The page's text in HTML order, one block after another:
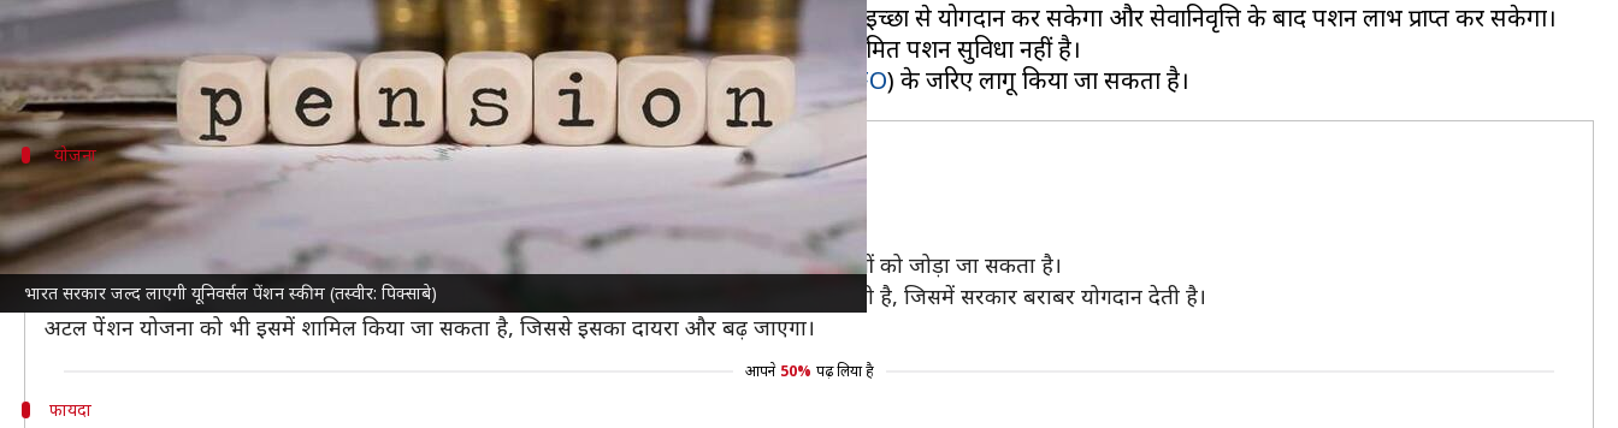
भारत सरकार जल्द लाएगी यूनिवर्सल पेंशन स्कीम (तस्वीर: पिक्साबे)
केंद्र सरकार
यूनिवर्सल पेंशन स्कीम शुरू करने की योजना बना रही है, जिसमें कोई भी व्यक्ति अपनी इच्छा से योगदान कर सकेगा और सेवानिवृत्ति के बाद पेंशन लाभ प्राप्त कर सकेगा।
यह स्कीम उन लोगों के लिए मददगार होगी, जो संगठित क्षेत्र में काम नहीं करते और जिनके पास नियमित पेंशन सुविधा नहीं है।
श्रम एवं रोजगार मंत्रालय इस स्कीम पर काम कर रहा है और इसे कर्मचारी भविष्य निधि संगठन (
EPFO
योजना
सभी के लिए होगी नई पेंशन स्कीम
नई पेंशन स्कीम में सभी को शामिल किया जाएगा, चाहे वे किसी भी तरह का काम करते हों।
योजना में प्रधानमंत्री श्रम योगी मानधन (PM-SYM) और राष्ट्रीय पेंशन योजना (NPS-ट्रेडर्स) जैसी योजनाओं को जोड़ा जा सकता है।
इन योजनाओं के तहत 55 से 200 रुपये प्रति माह का योगदान करने पर 3,000 रुपये मासिक पेंशन मिलती है, जिसमें सरकार बराबर योगदान देती है।
अटल पेंशन योजना को भी इसमें शामिल किया जा सकता है, जिससे इसका दायरा और बढ़ जाएगा।
आपने 50% पढ़ लिया है
फायदा